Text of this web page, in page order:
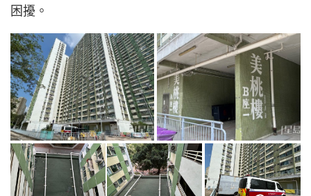
困擾。